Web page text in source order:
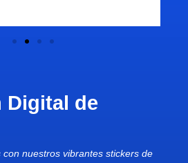
Digital de
con nuestros vibrantes stickers de